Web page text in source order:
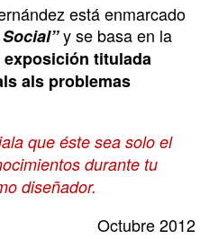
está enmarcado
y se basa en la
titulada
als problemas
que éste sea solo el
durante tu
diseñador.
Octubre 2012